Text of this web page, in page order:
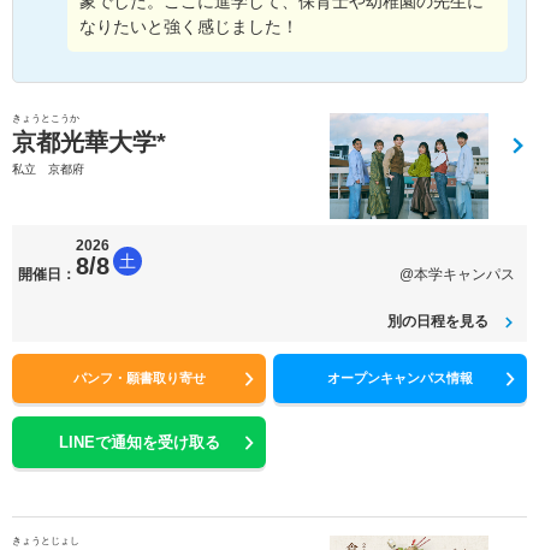
なりたいと強く感じました！
きょうとこうか
京都光華大学*
私立 京都府
開催日：
2026
8/8 土
@本学キャンパス
別の日程を見る
パンフ・願書取り寄せ オープンキャンパス情報
LINEで通知を受け取る
きょうとじょし